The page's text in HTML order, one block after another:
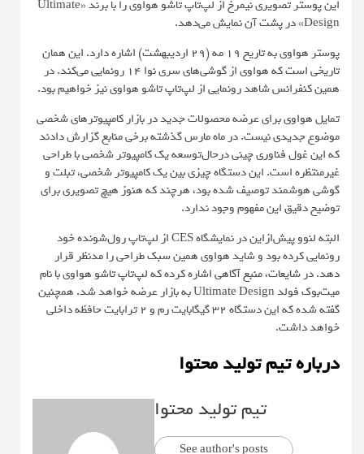
این پوستر تصویری نیمرخ از لپ‌تاپ تاشو هواوی را با برند «Ultimate
Design» در پشت آن نمایش می‌دهد.
پوستر هواوی به تاریخ ۱۹ مه (۲۹ اردیبهشت) اشاره دارد. این همان
تاریخی است که هواوی از گوشی‌های سری نوا ۱۴ رونمایی می‌کند. در
همین کنفرانس شاهد رونمایی از لپ‌تاپ تاشو هواوی نیز خواهیم بود.
تمایل هواوی برای عرضه محصولات جدید در بازار کامپیوترهای شخصی
موضوع جدیدی نیست. در ماه مارس گذشته برخی منابع گزارش دادند
که این غول فناوری چینی درحال‌توسعه یک کامپیوتر شخصی با طراحی
غیرمنتظره است. این دستگاه چیزی بین یک کامپیوتر شخصی، تبلت و
گوشی هوشمند توصیف شده بود، هرچند که هنوز هیچ تصویری برای
توضیح دقیق این مفهوم وجود ندارد.
البته لنوو پیش‌از‌این در نمایشگاه CES از لپ‌تاپ رول‌شونده خود
رونمایی کرده بود و شاید هواوی همین سبک طراحی را مدنظر قرار
دهد. در شایعات، منبع آگاهی اشاره کرده که لپ‌تاپ تاشو هواوی با نام
میت‌بوک فولد Ultimate Design به بازار عرضه خواهد شد. همچنین
گفته شده که این دستگاه ۳۲ گیگابایت رم و ۲ ترابایت حافظه داخلی
خواهد داشت.
درباره تیم تولید محتوا
تیم تولید محتوا
See author's posts